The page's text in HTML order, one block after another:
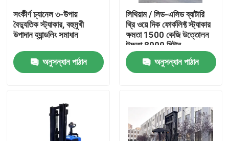
সংকীর্ণ চ্যানেল ৩-উপায়
বৈদ্যুতিক স্ট্যাকার, বহুমুখী
উপাদান হ্যান্ডলিং সমাধান
অনুসন্ধান পাঠান
লিথিয়াম / লিড-এসিড ব্যাটারি
থ্রি ওয়ে দিক ফোর্কলিফ্ট স্ট্যাকার
ক্ষমতা 1500 কেজি উত্তোলন
উচ্চতা 8000 মিটার
অনুসন্ধান পাঠান